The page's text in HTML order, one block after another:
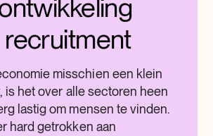
recruitment
misschien een klein
is het over alle sectoren heen
lastig om mensen te vinden.
hard getrokken aan